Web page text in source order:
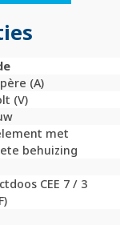
(A)
(V)
met
behuizing
CEE 7 / 3